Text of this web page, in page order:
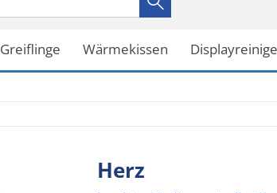
Greiflinge Wärmekissen
Herz